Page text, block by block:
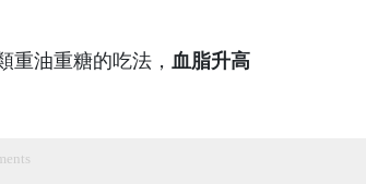
重油重糖的吃法， 血脂升高